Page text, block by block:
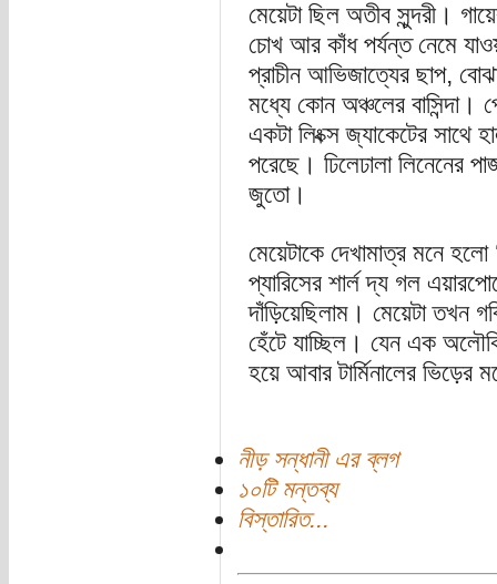
মেয়েটা ছিল অতীব সুন্দরী।
চোখ আর কাঁধ পর্যন্ত নেমে
প্রাচীন আভিজাত্যের ছাপ,
মধ্যে কোন অঞ্চলের বাসিন্দা।
একটা লিংক্স জ্যাকেটের সাথে
পরেছে। ঢিলেঢালা লিনেনের
জুতো।
মেয়েটাকে দেখামাত্র মনে
প্যারিসের শার্ল দ্য গল
দাঁড়িয়েছিলাম। মেয়েটা তখন
হেঁটে যাচ্ছিল। যেন এক
হয়ে আবার টার্মিনালের ভিড়ের
নীড় সন্ধানী এর ব্লগ
১০টি মন্তব্য
বিস্তারিত...